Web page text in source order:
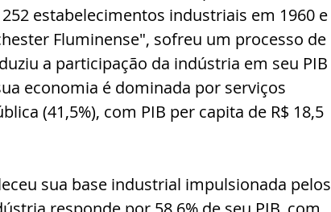
estabelecimentos industriais em 1960 e
Fluminense", sofreu um processo de
a participação da indústria em seu PIB
economia é dominada por serviços
(41,5%), com PIB per capita de R$ 18,5
sua base industrial impulsionada pelos